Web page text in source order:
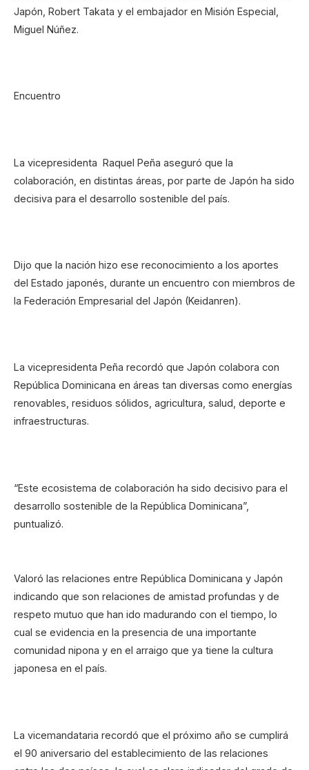
Japón, Robert Takata y el embajador en Misión Especial,
Miguel Núñez.
Encuentro
La vicepresidenta Raquel Peña aseguró que la
colaboración, en distintas áreas, por parte de Japón ha sido
decisiva para el desarrollo sostenible del país.
Dijo que la nación hizo ese reconocimiento a los aportes
del Estado japonés, durante un encuentro con miembros de
la Federación Empresarial del Japón (Keidanren).
La vicepresidenta Peña recordó que Japón colabora con
República Dominicana en áreas tan diversas como energías
renovables, residuos sólidos, agricultura, salud, deporte e
infraestructuras.
“Este ecosistema de colaboración ha sido decisivo para el
desarrollo sostenible de la República Dominicana”,
puntualizó.
Valoró las relaciones entre República Dominicana y Japón
indicando que son relaciones de amistad profundas y de
respeto mutuo que han ido madurando con el tiempo, lo
cual se evidencia en la presencia de una importante
comunidad nipona y en el arraigo que ya tiene la cultura
japonesa en el país.
La vicemandataria recordó que el próximo año se cumplirá
el 90 aniversario del establecimiento de las relaciones